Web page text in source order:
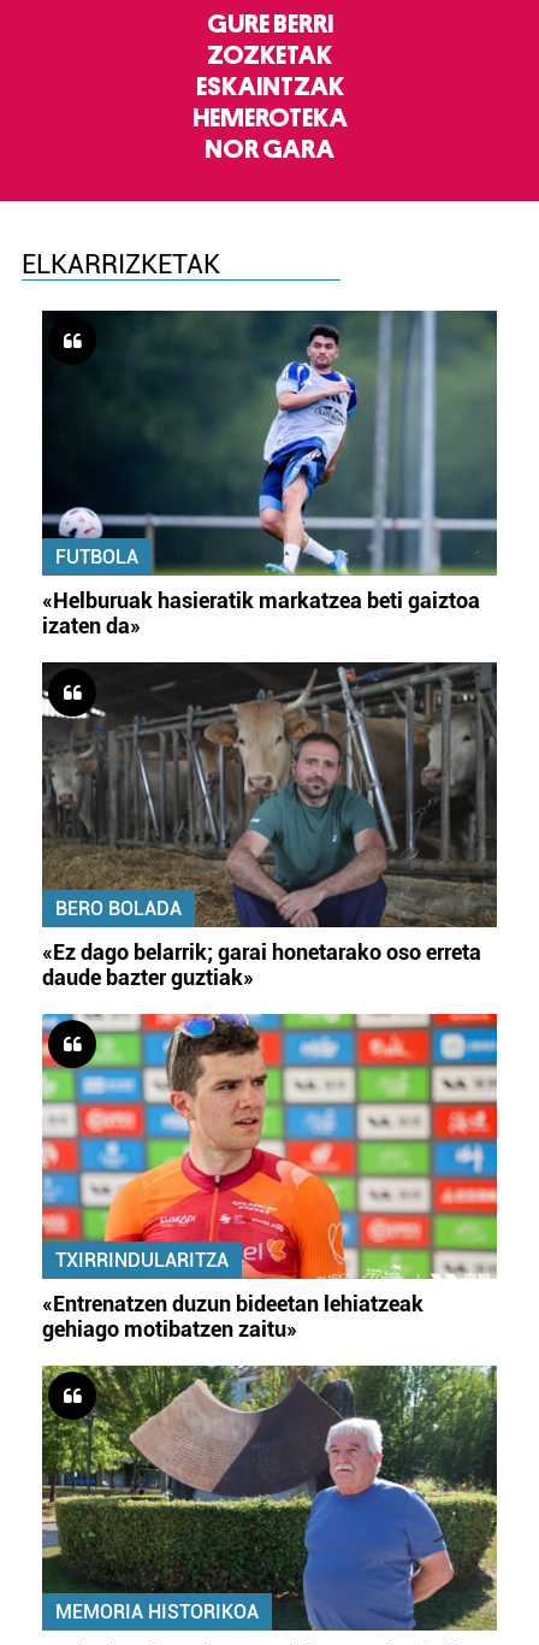
GURE BERRI
ZOZKETAK
ESKAINTZAK
HEMEROTEKA
NOR GARA
ELKARRIZKETAK
FUTBOLA
«Helburuak hasieratik markatzea beti gaiztoa
izaten da»
BERO BOLADA
«Ez dago belarrik; garai honetarako oso erreta
daude bazter guztiak»
TXIRRINDULARITZA
«Entrenatzen duzun bideetan lehiatzeak
gehiago motibatzen zaitu»
MEMORIA HISTORIKOA